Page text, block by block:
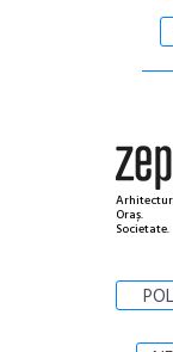
Oraș.
Societate.